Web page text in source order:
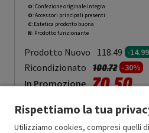
O: Confezione originale integra
O: Accessori principali presenti
C: Estetica prodotto buona
N: Prodotto funzionante
Prodotto Nuovo 118.49 -
Ricondizionato Prezzo ridotto
100.72a-30%
In Promozione 70.50
Aggiungi al
Rispettiamo la tua
Utilizziamo cookies, compresi quelli